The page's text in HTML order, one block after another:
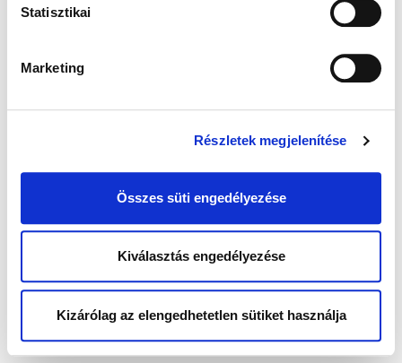
Statisztikai
Marketing
Részletek megjelenítése
Összes süti engedélyezése
Kiválasztás engedélyezése
Kizárólag az elengedhetetlen sütiket használja